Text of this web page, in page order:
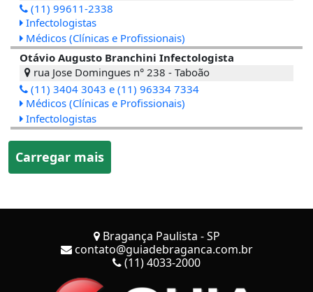
(11) 99611-2338
Infectologistas
Médicos (Clínicas e Profissionais)
Otávio Augusto Branchini Infectologista
rua Jose Domingues n° 238 - Taboão
(11) 3404 3043 e (11) 96334 7334
Médicos (Clínicas e Profissionais)
Infectologistas
Carregar mais
Bragança Paulista - SP
contato@guiadebraganca.com.br
(11) 4033-2000